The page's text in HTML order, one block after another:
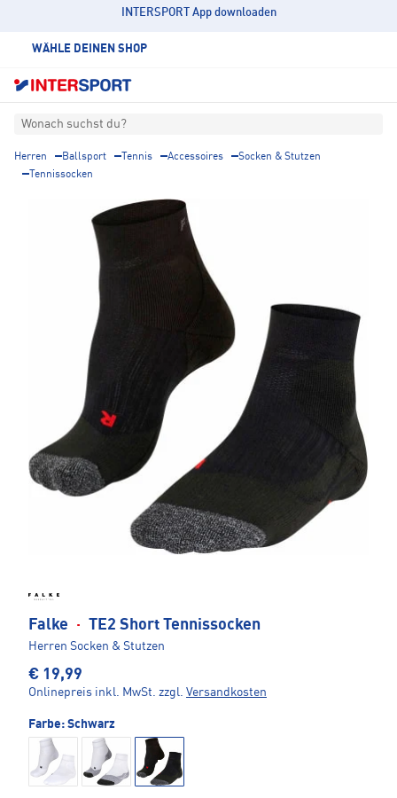
INTERSPORT App downloaden
WÄHLE DEINEN SHOP
Wonach suchst du?
Herren Ballsport Tennis Accessoires
Socken & Stutzen
Tennissocken
Falke · TE2 Short Tennissocken
Herren Socken & Stutzen
€ 19,99
Onlinepreis inkl. MwSt. zzgl. Versandkosten
Farbe: Schwarz